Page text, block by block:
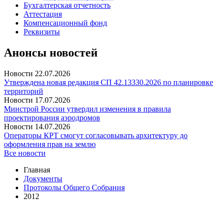
Бухгалтерская отчетность
Аттестация
Компенсационный фонд
Реквизиты
Анонсы новостей
Новости 22.07.2026
Утверждена новая редакция СП 42.13330.2026 по планировке
территорий
Новости 17.07.2026
Минстрой России утвердил изменения в правила
проектирования аэродромов
Новости 14.07.2026
Операторы КРТ смогут согласовывать архитектуру до
оформления прав на землю
Все новости
Главная
Документы
Протоколы Общего Собрания
2012